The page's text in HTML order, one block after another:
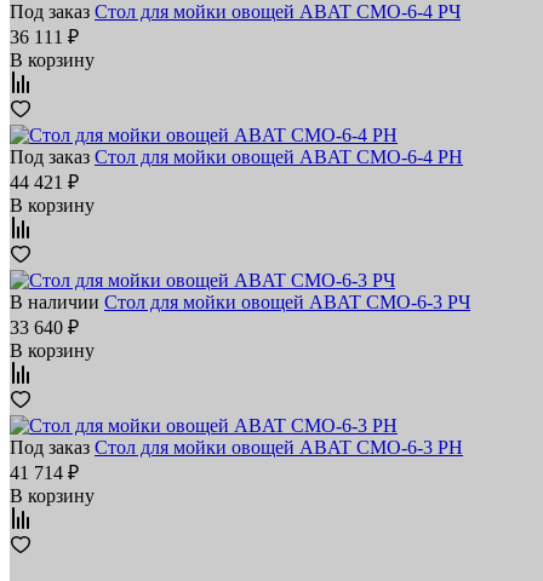
Под заказ Стол для мойки овощей ABAT СМО‑6‑4 РЧ
36 111 ₽
В корзину
Под заказ Стол для мойки овощей ABAT СМО‑6‑4 РН
44 421 ₽
В корзину
В наличии Стол для мойки овощей ABAT СМО‑6‑3 РЧ
33 640 ₽
В корзину
Под заказ Стол для мойки овощей ABAT СМО‑6‑3 РН
41 714 ₽
В корзину